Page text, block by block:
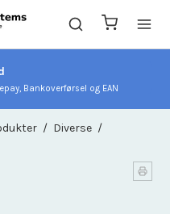
Bankoverførsel og EAN
/ Diverse /